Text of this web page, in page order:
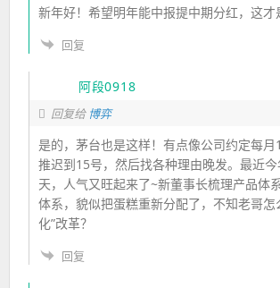
新年好！希望明年能中报提中期分红，这才
回复
阿段0918
回复给 博弈
是的，茅台也是这样！有点像公司约定每
推迟到15号，然后找各种理由晚发。最近
天，人气又旺起来了~新董事长梳理产品体
体系，貌似把蛋糕重新分配了，不知老哥怎
化”改革？
回复